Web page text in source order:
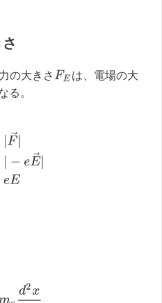
の大きさ FE は、電場の大
る。
|=|−
xdt2